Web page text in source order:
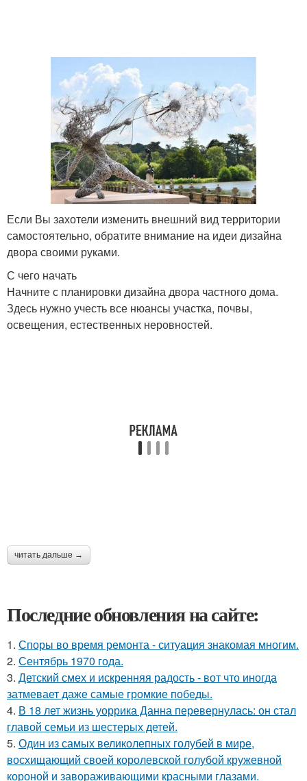
Если Вы захотели изменить внешний вид территории
самостоятельно, обратите внимание на идеи дизайна
двора своими руками.
С чего начать
Начните с планировки дизайна двора частного дома.
Здесь нужно учесть все нюансы участка, почвы,
освещения, естественных неровностей.
читать дальше →
Последние обновления на сайте:
1. Споры во время ремонта - ситуация знакомая многим.
2. Сентябрь 1970 года.
3. Детский смех и искренняя радость - вот что иногда
затмевает даже самые громкие победы.
4. В 18 лет жизнь уоррика Данна перевернулась: он стал
главой семьи из шестерых детей.
5. Один из самых великолепных голубей в мире,
восхищающий своей королевской голубой кружевной
короной и завораживающими красными глазами.